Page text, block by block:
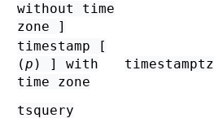
without time
zone ]
timestamp [
(p ) ] with
time zone
timestamptz
tsquery